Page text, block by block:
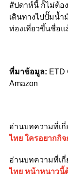
สัปดาห์นี้ ก็ไม่ต้อ
เดินทางไปปั๊มน้ำ
ท่องเที่ยวขึ้นชื่อแ
ที่มาข้อมูล: ETD
Amazon
อ่านบทความที่เกี่
ไทย ใครอยากกิจ
อ่านบทความที่เกี่
ไทย หน้าหนาวนี้